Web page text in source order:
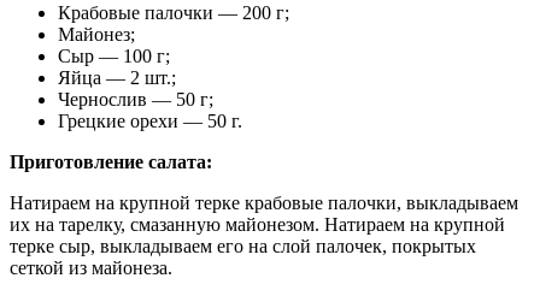
Крабовые палочки — 200 г;
Майонез;
Сыр — 100 г;
Яйца — 2 шт.;
Чернослив — 50 г;
Грецкие орехи — 50 г.
Приготовление салата:
Натираем на крупной терке крабовые палочки, выкладываем
их на тарелку, смазанную майонезом. Натираем на крупной
терке сыр, выкладываем его на слой палочек, покрытых
сеткой из майонеза.